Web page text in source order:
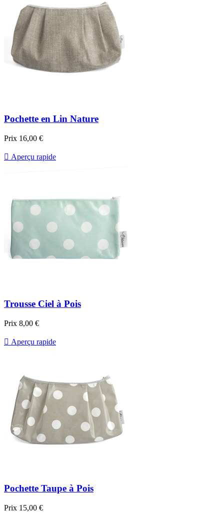
Pochette en Lin Nature
Prix 16,00 €
 Aperçu rapide
Trousse Ciel à Pois
Prix 8,00 €
 Aperçu rapide
Pochette Taupe à Pois
Prix 15,00 €